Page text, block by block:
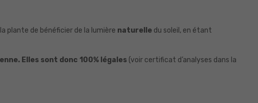
plante de bénéficier de la lumière naturelle du soleil, en étant
Elles sont donc 100% légales (voir certificat d’analyses dans la